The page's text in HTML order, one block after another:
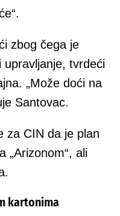
zbog čega je
upravljanje, tvrdeći
„Može doći na
Santovac.
za CIN da je plan
„Arizonom“, ali
kartonima